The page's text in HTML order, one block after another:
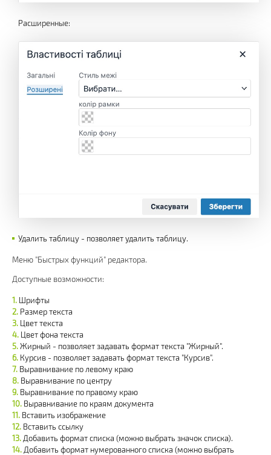
Расширенные:
Удалить таблицу - позволяет удалить таблицу.
Меню "Быстрых функций" редактора.
Доступные возможности:
Шрифты
Размер текста
Цвет текста
Цвет фона текста
Жирный - позволяет задавать формат текста "Жирный".
Курсив - позволяет задавать формат текста "Курсив".
Выравнивание по левому краю
Выравнивание по центру
Выравнивание по правому краю
Выравнивание по краям документа
Вставить изображение
Вставить ссылку
Добавить формат списка (можно выбрать значок списка).
Добавить формат нумерованного списка (можно выбрать